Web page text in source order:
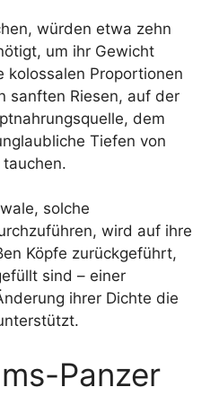
würden etwa zehn
um ihr Gewicht
kolossalen Proportionen
sanften Riesen, auf der
dem
Tiefen von
solche
wird auf ihre
Köpfe zurückgeführt,
sind – einer
ihrer Dichte die
Panzer